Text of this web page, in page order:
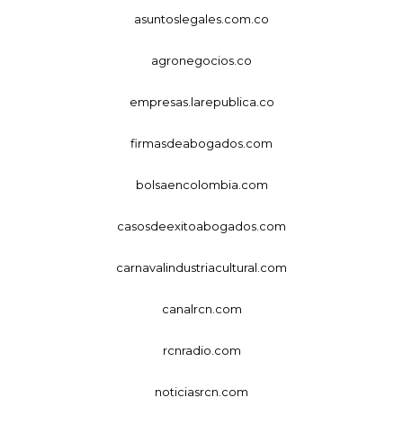
asuntoslegales.com.co
agronegocios.co
empresas.larepublica.co
firmasdeabogados.com
bolsaencolombia.com
casosdeexitoabogados.com
carnavalindustriacultural.com
canalrcn.com
rcnradio.com
noticiasrcn.com